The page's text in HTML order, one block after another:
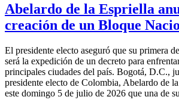
Abelardo de la Espriella
creación de un Bloque
urbana desde el 7 de agosto
El presidente electo aseguró que su primera
será la expedición de un decreto para
principales ciudades del país. Bogotá, D.C.,
presidente electo de Colombia, Abelardo de
este domingo 5 de julio de 2026 que una de